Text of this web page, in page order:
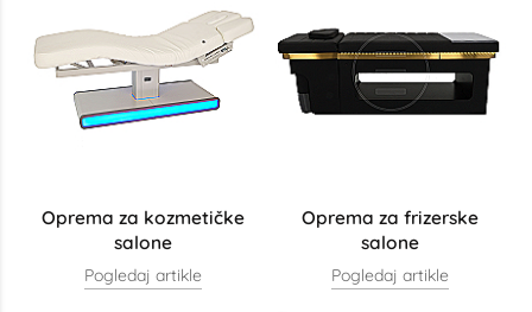
Oprema za kozmetičke
salone
Pogledaj artikle
Oprema za frizerske
salone
Pogledaj artikle